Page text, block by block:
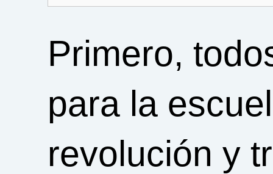
Primero,
para la
revolución y